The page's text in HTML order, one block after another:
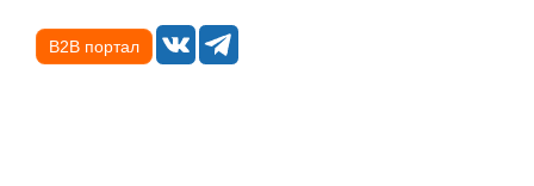
B2B портал